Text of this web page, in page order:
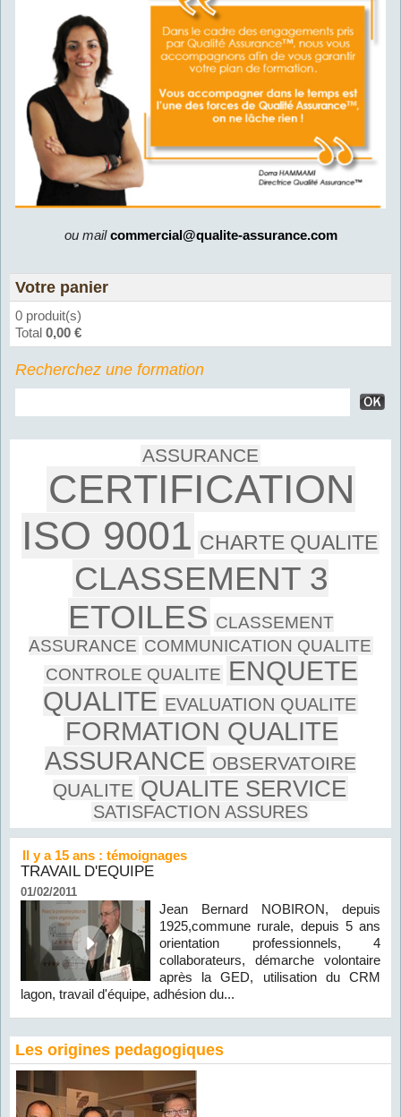
ou mailcommercial@qualite-assurance.com
Votre panier
0 produit(s)
Total 0,00 €
Recherchez une formation
ASSURANCE
CERTIFICATION
ISO 9001 CHARTE QUALITE
CLASSEMENT 3
ETOILES CLASSEMENT
ASSURANCE COMMUNICATION QUALITE
CONTROLE QUALITE ENQUETE
QUALITE EVALUATION QUALITE
FORMATION QUALITE
ASSURANCE OBSERVATOIRE
QUALITE QUALITE SERVICE
SATISFACTION ASSURES
Il y a 15 ans : témoignages
TRAVAIL D'EQUIPE
01/02/2011
Jean Bernard NOBIRON, depuis
1925,commune rurale, depuis 5 ans
orientation professionnels, 4
collaborateurs, démarche volontaire
après la GED, utilisation du CRM
lagon, travail d'équipe, adhésion du...
Les origines pedagogiques